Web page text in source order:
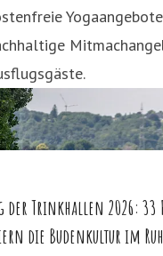
der Trinkhallen 2026:
die Budenkultur im